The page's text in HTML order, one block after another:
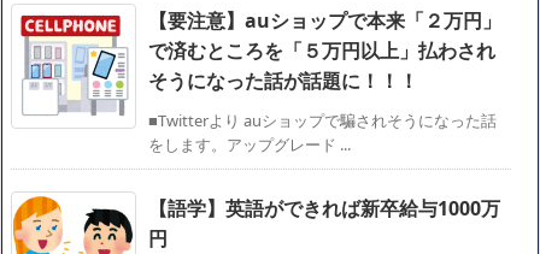
【要注意】auショップで本来「２万円」
で済むところを「５万円以上」払わされ
そうになった話が話題に！！！
■Twitterより auショップで騙されそうになった話
をします。アップグレード ...
【語学】英語ができれば新卒給与1000万
円